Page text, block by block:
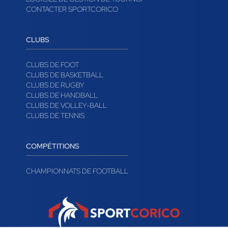
CONTACTER SPORTCORICO
CLUBS
CLUBS DE FOOT
CLUBS DE BASKETBALL
CLUBS DE RUGBY
CLUBS DE HANDBALL
CLUBS DE VOLLEY-BALL
CLUBS DE TENNIS
COMPÉTITIONS
CHAMPIONNATS DE FOOTBALL